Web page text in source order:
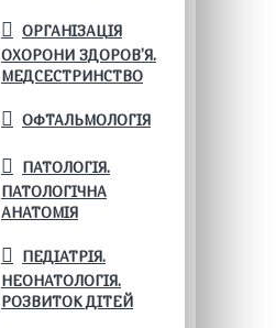
ОРГАНІЗАЦІЯ
ОХОРОНИ ЗДОРОВ'Я.
МЕДСЕСТРИНСТВО
ОФТАЛЬМОЛОГІЯ
ПАТОЛОГІЯ.
ПАТОЛОГІЧНА
АНАТОМІЯ
ПЕДІАТРІЯ.
НЕОНАТОЛОГІЯ.
РОЗВИТОК ДІТЕЙ